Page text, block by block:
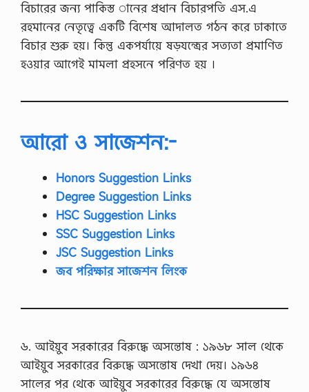
বিচারের জন্য পাকিস্ত ানের প্রধান বিচারপতি এস.এ
রহমানের নেতৃত্বে একটি বিশেষ আদালত গঠন করে ঢাকাতে
বিচার শুরু হয়। কিন্তু একপর্যায়ে ষড়যন্ত্রের সত্যতা প্রমাণিত
হওয়ার আগেই মামলা প্রহসনে পরিণত হয় ।
আরো ও সাজেশন:-
Honors Suggestion Links
Degree Suggestion Links
HSC Suggestion Links
SSC Suggestion Links
JSC Suggestion Links
জব পরিক্ষার সাজেশন লিংক
৬. আইয়ুব সরকারের বিরুদ্ধে অসন্তোষ : ১৯৬৮ সাল থেকে
আইয়ুব সরকারের বিরুদ্ধে অসন্তোষ দেখা দেয়। ১৯৬৪
সালের পর থেকে আইয়ুব সরকারের বিরুদ্ধে যে অসন্তোষ